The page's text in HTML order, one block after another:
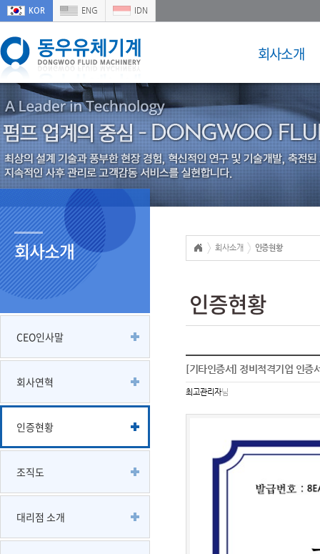
KOR ENG IDN
회사소개
회사소개
CEO인사말
회사연혁
인증현황
조직도
대리점 소개
회사소개 인증현황
인증현황
[기타인증서] 정비적격기업 인증
최고관리자님